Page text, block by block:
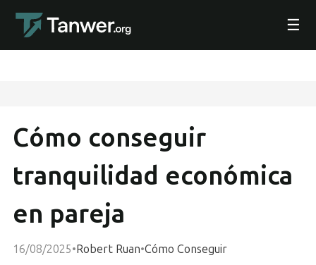
☰
Cómo conseguir
tranquilidad económica
en pareja
16/08/2025•Robert Ruan•Cómo Conseguir